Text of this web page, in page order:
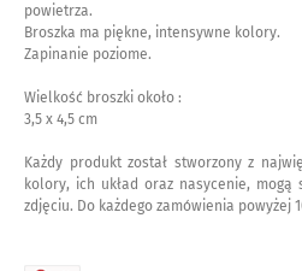
powietrza.
Broszka ma piękne, intensywne kolory.
Zapinanie poziome.
Wielkość broszki około :
3,5 x 4,5 cm
Każdy produkt został stworzony z
kolory, ich układ oraz nasycenie,
zdjęciu. Do każdego zamówienia powyżej